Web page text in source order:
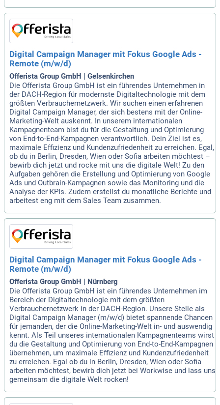
Digital Campaign Manager mit Fokus Google Ads -
Remote (m/w/d)
Offerista Group GmbH | Gelsenkirchen
Die Offerista Group GmbH ist ein führendes Unternehmen in
der DACH-Region für modernste Digitaltechnologie mit dem
größten Verbrauchernetzwerk. Wir suchen einen erfahrenen
Digital Campaign Manager, der sich bestens mit der Online-
Marketing-Welt auskennt. In unserem internationalen
Kampagnenteam bist du für die Gestaltung und Optimierung
von End-to-End-Kampagnen verantwortlich. Dein Ziel ist es,
maximale Effizienz und Kundenzufriedenheit zu erreichen. Egal,
ob du in Berlin, Dresden, Wien oder Sofia arbeiten möchtest –
bewirb dich jetzt und rocke mit uns die digitale Welt! Zu den
Aufgaben gehören die Erstellung und Optimierung von Google
Ads und Outbrain-Kampagnen sowie das Monitoring und die
Analyse der KPIs. Zudem erstellst du monatliche Berichte und
arbeitest eng mit dem Sales Team zusammen.
Digital Campaign Manager mit Fokus Google Ads -
Remote (m/w/d)
Offerista Group GmbH | Nürnberg
Die Offerista Group GmbH ist ein führendes Unternehmen im
Bereich der Digitaltechnologie mit dem größten
Verbrauchernetzwerk in der DACH-Region. Unsere Stelle als
Digital Campaign Manager (m/w/d) bietet spannende Chancen
für jemanden, der die Online-Marketing-Welt in- und auswendig
kennt. Als Teil unseres internationalen Kampagnenteams wirst
du die Gestaltung und Optimierung von End-to-End-Kampagnen
übernehmen, um maximale Effizienz und Kundenzufriedenheit
zu erreichen. Egal ob du in Berlin, Dresden, Wien oder Sofia
arbeiten möchtest, bewirb dich jetzt bei Workwise und lass uns
gemeinsam die digitale Welt rocken!